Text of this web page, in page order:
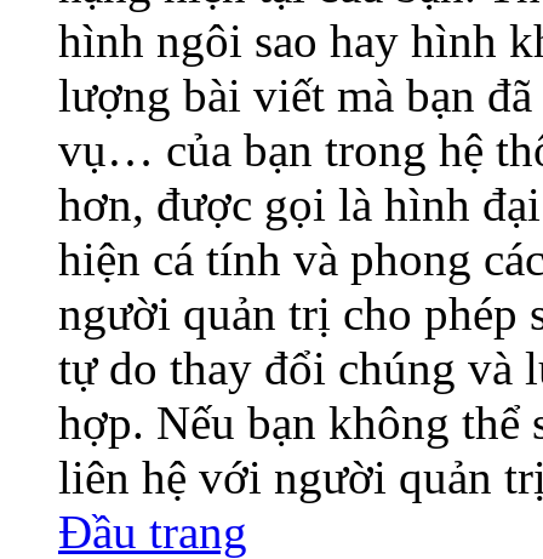
hình ngôi sao hay hình
lượng bài viết mà bạn
vụ… của bạn trong hệ
hơn, được gọi là hình
hiện cá tính và phong
người quản trị cho phép
tự do thay đổi chúng và
hợp. Nếu bạn không thể
liên hệ với người quản
Đầu trang